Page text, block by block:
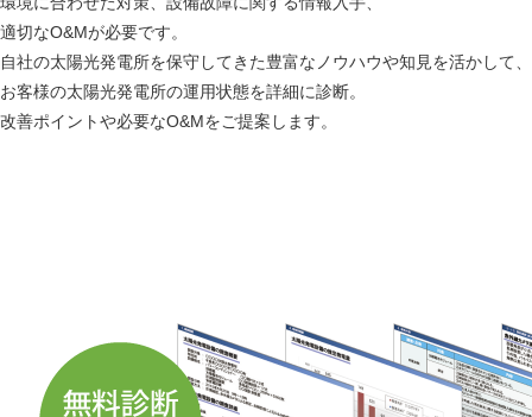
適切なO&Mが必要です。
自社の太陽光発電所を保守してきた豊富なノウハウや知見を活かして、
お客様の太陽光発電所の運用状態を詳細に診断。
改善ポイントや必要なO&Mをご提案します。